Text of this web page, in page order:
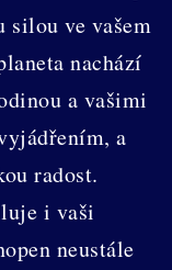
silou ve vašem
nachází
a vašimi
a
radost.
i vaši
neustále